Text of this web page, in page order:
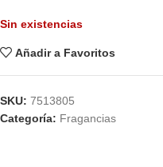
Sin existencias
Añadir a Favoritos
SKU: 7513805
Categoría: Fragancias